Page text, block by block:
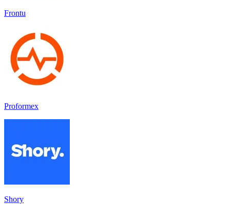
Frontu
Proformex
Shory